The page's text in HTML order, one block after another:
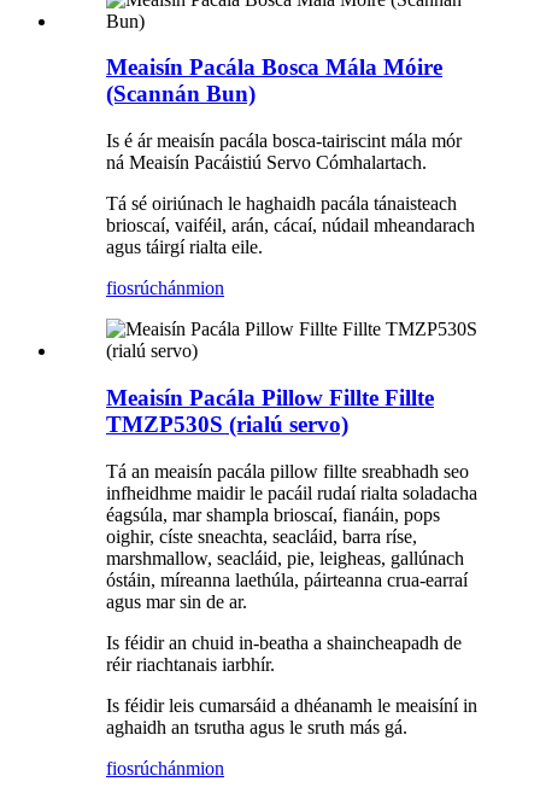
Meaisín Pacála Bosca Mála Móire
(Scannán Bun)
Is é ár meaisín pacála bosca-tairiscint mála mór
ná Meaisín Pacáistiú Servo Cómhalartach.
Tá sé oiriúnach le haghaidh pacála tánaisteach
brioscaí, vaiféil, arán, cácaí, núdail mheandarach
agus táirgí rialta eile.
fiosrúchánmion
Meaisín Pacála Pillow Fillte Fillte
TMZP530S (rialú servo)
Tá an meaisín pacála pillow fillte sreabhadh seo
infheidhme maidir le pacáil rudaí rialta soladacha
éagsúla, mar shampla brioscaí, fianáin, pops
oighir, císte sneachta, seacláid, barra ríse,
marshmallow, seacláid, pie, leigheas, gallúnach
óstáin, míreanna laethúla, páirteanna crua-earraí
agus mar sin de ar.
Is féidir an chuid in-beatha a shaincheapadh de
réir riachtanais iarbhír.
Is féidir leis cumarsáid a dhéanamh le meaisíní in
aghaidh an tsrutha agus le sruth más gá.
fiosrúchánmion